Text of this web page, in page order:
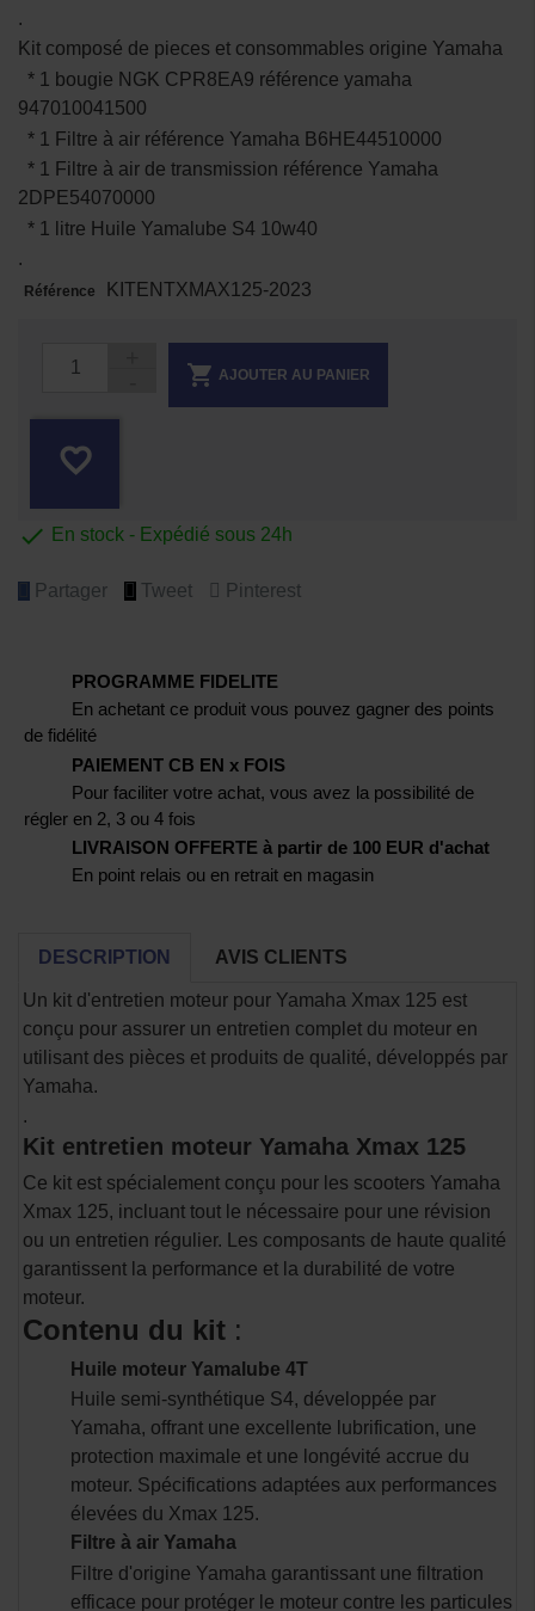
.
Kit composé de pieces et consommables origine Yamaha
* 1 bougie NGK CPR8EA9 référence yamaha
947010041500
* 1 Filtre à air référence Yamaha B6HE44510000
* 1 Filtre à air de transmission référence Yamaha
2DPE54070000
* 1 litre Huile Yamalube S4 10w40
.
Référence KITENTXMAX125-2023
 AJOUTER AU PANIER
favorite_border
 En stock - Expédié sous 24h
Partager Tweet Pinterest
PROGRAMME FIDELITE
En achetant ce produit vous pouvez gagner des points
de fidélité
PAIEMENT CB EN x FOIS
Pour faciliter votre achat, vous avez la possibilité de
régler en 2, 3 ou 4 fois
LIVRAISON OFFERTE à partir de 100 EUR d'achat
En point relais ou en retrait en magasin
DESCRIPTION AVIS CLIENTS
Un kit d'entretien moteur pour Yamaha Xmax 125 est
conçu pour assurer un entretien complet du moteur en
utilisant des pièces et produits de qualité, développés par
Yamaha.
.
Kit entretien moteur Yamaha Xmax 125
Ce kit est spécialement conçu pour les scooters Yamaha
Xmax 125, incluant tout le nécessaire pour une révision
ou un entretien régulier. Les composants de haute qualité
garantissent la performance et la durabilité de votre
moteur.
Contenu du kit :
Huile moteur Yamalube 4T
Huile semi-synthétique S4, développée par
Yamaha, offrant une excellente lubrification, une
protection maximale et une longévité accrue du
moteur. Spécifications adaptées aux performances
élevées du Xmax 125.
Filtre à air Yamaha
Filtre d'origine Yamaha garantissant une filtration
efficace pour protéger le moteur contre les particules